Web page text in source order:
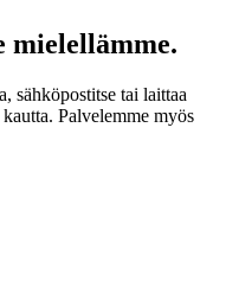
mielellämme.
sähköpostitse tai laittaa
Palvelemme myös